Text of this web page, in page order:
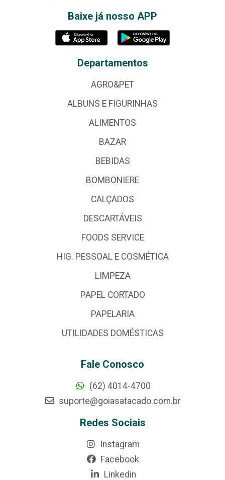
Baixe já nosso APP
Departamentos
AGRO&PET
ALBUNS E FIGURINHAS
ALIMENTOS
BAZAR
BEBIDAS
BOMBONIERE
CALÇADOS
DESCARTÁVEIS
FOODS SERVICE
HIG. PESSOAL E COSMÉTICA
LIMPEZA
PAPEL CORTADO
PAPELARIA
UTILIDADES DOMÉSTICAS
Fale Conosco
(62) 4014-4700
suporte@goiasatacado.com.br
Redes Sociais
Instagram
Facebook
Linkedin